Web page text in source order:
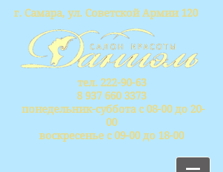
г. Самара, ул. Советской Армии 120
тел. 222-90-63
8 937 660 3373
понедельник-суббота с 08-00 до 20-
00
воскресенье с 09-00 до 18-00